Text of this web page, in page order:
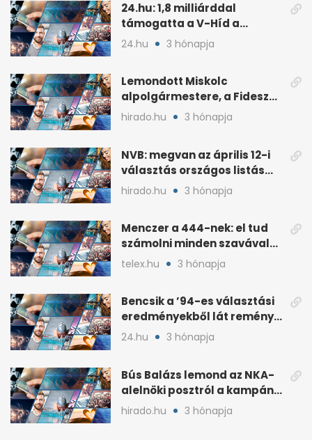
24.hu: 1,8 milliárddal
támogatta a V-Híd a
Fideszhez kötött alapítványt
24.hu 3 hónapja
Lemondott Miskolc
alpolgármestere, a Fidesz
áprilisi jelöltje, Hollósy
hirado.hu 3 hónapja
NVB: megvan az április 12-i
választás országos listás
eredménye
hirado.hu 3 hónapja
Menczer a 444-nek: el tud
számolni minden szavával
és tettével
telex.hu 3 hónapja
Bencsik a ’94-es választási
eredményekből lát reményt
a Fidesznek
24.hu 3 hónapja
Bús Balázs lemond az NKA-
alelnöki posztról a kampány
alatti támogatások után
hirado.hu 3 hónapja